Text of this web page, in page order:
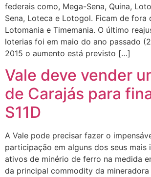
federais como, Mega-Sena, Quina,
Sena, Loteca e Lotogol. Ficam de fora
Lotomania e Timemania. O último
loterias foi em maio do ano passado
2015 o aumento está previsto […]
Vale deve vender
de Carajás para
S11D
A Vale pode precisar fazer o
participação em alguns dos seus mais
ativos de minério de ferro na medida
da principal commodity da mineradora